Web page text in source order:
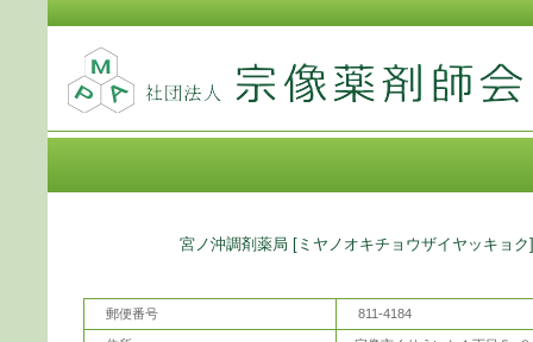
宮ノ沖調剤薬局 [ミヤノオキチョウザイヤッキョク]
郵便番号 811-4184